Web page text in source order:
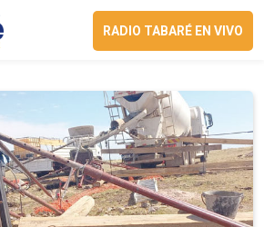
RADIO TABARÉ EN VIVO